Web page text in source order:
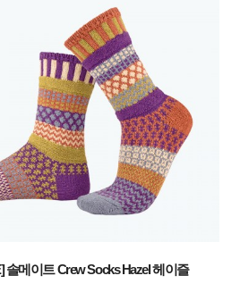
솔메이트 Crew Socks Hazel 헤이즐